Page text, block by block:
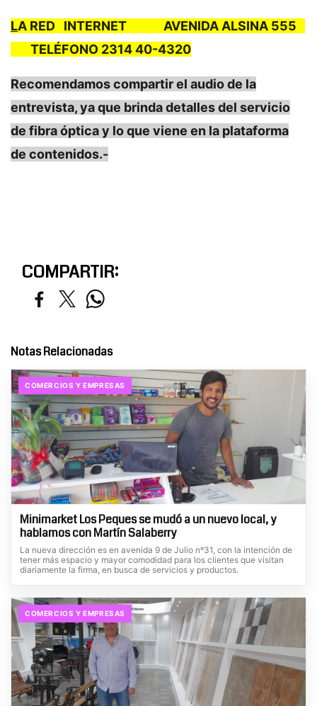
LA RED INTERNET AVENIDA ALSINA 555
TELÉFONO 2314 40-4320
Recomendamos compartir el audio de la
entrevista, ya que brinda detalles del servicio
de fibra óptica y lo que viene en la plataforma
de contenidos.-
COMPARTIR:
Notas Relacionadas
COMERCIOS Y EMPRESAS
Minimarket Los Peques se mudó a un nuevo local, y
hablamos con Martín Salaberry
La nueva dirección es en avenida 9 de Julio nº31, con la intención de
tener más espacio y mayor comodidad para los clientes que visitan
diariamente la firma, en busca de servicios y productos.
COMERCIOS Y EMPRESAS